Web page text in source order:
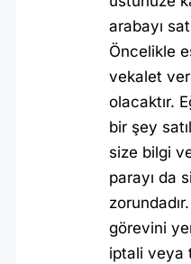
arabayı
Öncelikle
vekalet
olacaktır.
bir şey
size bilgi
parayı da
görevini
iptali veya